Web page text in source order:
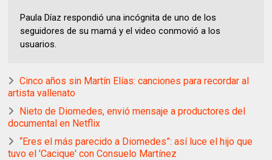
Paula Díaz respondió una incógnita de uno de los
seguidores de su mamá y el video conmovió a los
usuarios.
Cinco años sin Martín Elías: canciones para recordar al
artista vallenato
Nieto de Diomedes, envió mensaje a productores del
documental en Netflix
“Eres el más parecido a Diomedes”: así luce el hijo que
tuvo el 'Cacique' con Consuelo Martínez